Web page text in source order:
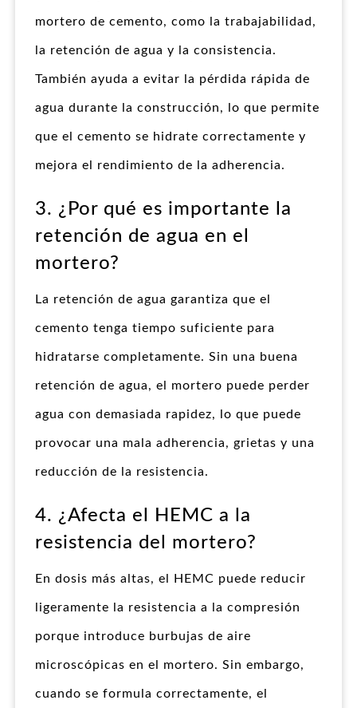
mortero de cemento, como la trabajabilidad,
la retención de agua y la consistencia.
También ayuda a evitar la pérdida rápida de
agua durante la construcción, lo que permite
que el cemento se hidrate correctamente y
mejora el rendimiento de la adherencia.
3. ¿Por qué es importante la
retención de agua en el
mortero?
La retención de agua garantiza que el
cemento tenga tiempo suficiente para
hidratarse completamente. Sin una buena
retención de agua, el mortero puede perder
agua con demasiada rapidez, lo que puede
provocar una mala adherencia, grietas y una
reducción de la resistencia.
4. ¿Afecta el HEMC a la
resistencia del mortero?
En dosis más altas, el HEMC puede reducir
ligeramente la resistencia a la compresión
porque introduce burbujas de aire
microscópicas en el mortero. Sin embargo,
cuando se formula correctamente, el